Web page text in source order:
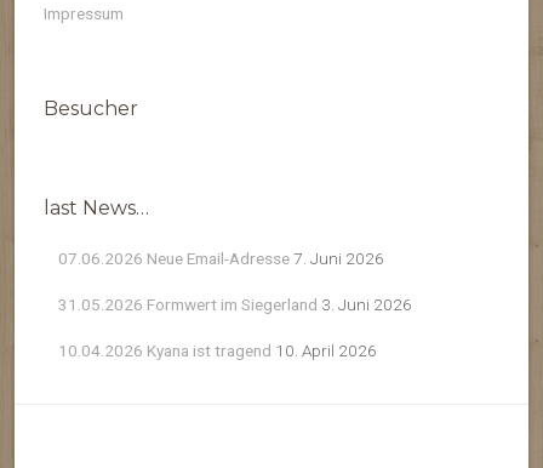
Impressum
Besucher
last News…
07.06.2026 Neue Email-Adresse7. Juni 2026
31.05.2026 Formwert im Siegerland 3. Juni 2026
10.04.2026 Kyana ist tragend 10. April 2026